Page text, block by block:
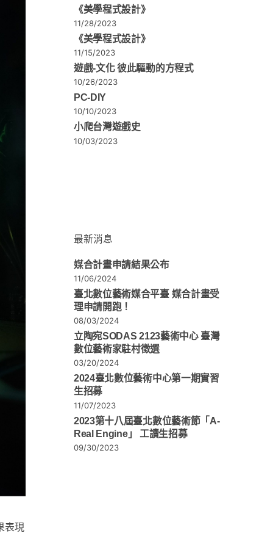
表現
《美學程式設計》
11/28/2023
《美學程式設計》
11/15/2023
遊戲-文化 彼此驅動的方程式
10/26/2023
PC-DIY
10/10/2023
小爬台灣遊戲史
10/03/2023
最新消息
媒合計畫申請結果公布
11/06/2024
臺北數位藝術媒合平臺 媒合計畫受
理申請開跑！
08/03/2024
立陶宛SODAS 2123藝術中心 臺灣
數位藝術家駐村徵選
03/20/2024
2024臺北數位藝術中心第一期實習
生招募
11/07/2023
2023第十八屆臺北數位藝術節「A-
Real Engine」 工讀生招募
09/30/2023